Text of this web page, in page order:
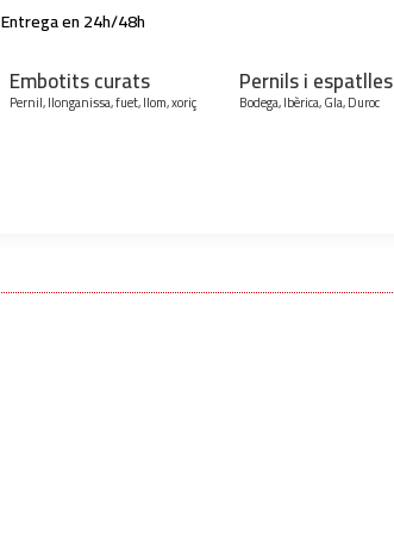
Entrega en 24h/48h
Embotits curats
Pernil, llonganissa, fuet, llom, xoriç
Pernils i espatlles
Bodega, Ibèrica, Gla, Duroc